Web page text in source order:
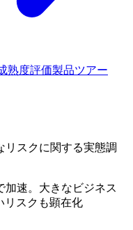
熟度評価製品ツアー
リスクに関する実態調
加速。大きなビジネス
リスクも顕在化